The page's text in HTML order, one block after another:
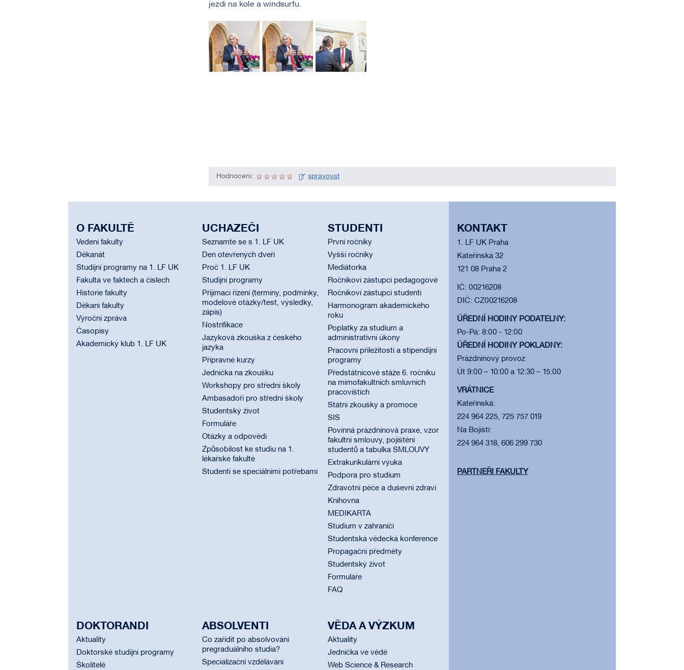
jezdí na kole a windsurfu.
Hodnocení: spravovat
O FAKULTĚ
Vedení fakulty
Děkanát
Studijní programy na 1. LF UK
Fakulta ve faktech a číslech
Historie fakulty
Děkani fakulty
Výroční zpráva
Časopisy
Akademický klub 1. LF UK
UCHAZEČI
Seznamte se s 1. LF UK
Den otevřených dveří
Proč 1. LF UK
Studijní programy
Přijímací řízení (termíny, podmínky,
modelové otázky/test, výsledky,
zápis)
Nostrifikace
Jazyková zkouška z českého
jazyka
Přípravné kurzy
Jednička na zkoušku
Workshopy pro střední školy
Ambasadoři pro střední školy
Studentský život
Formuláře
Otázky a odpovědi
Způsobilost ke studiu na 1.
lékařské fakultě
Studenti se speciálními potřebami
STUDENTI
První ročníky
Vyšší ročníky
Mediátorka
Ročníkoví zástupci pedagogové
Ročníkoví zástupci studenti
Harmonogram akademického
roku
Poplatky za studium a
administrativní úkony
Pracovní příležitosti a stipendijní
programy
Předstátnicové stáže 6. ročníku
na mimofakultních smluvních
pracovištích
Státní zkoušky a promoce
SIS
Povinná prázdninová praxe, vzor
fakultní smlouvy, pojištění
studentů a tabulka SMLOUVY
Extrakurikulární výuka
Podpora pro studium
Zdravotní péče a duševní zdraví
Knihovna
MEDIKARTA
Studium v zahraničí
Studentská vědecká konference
Propagační předměty
Studentský život
Formuláře
FAQ
DOKTORANDI
Aktuality
Doktorské studijní programy
Školitelé
ABSOLVENTI
Co zařídit po absolvování
pregraduálního studia?
Specializační vzdělávání
VĚDA A VÝZKUM
Aktuality
Jednička ve vědě
Web Science & Research
KONTAKT
1. LF UK Praha
Kateřinská 32
121 08 Praha 2
IČ: 00216208
DIČ: CZ00216208
ÚŘEDNÍ HODINY PODATELNY:
Po-Pá: 8:00 - 12:00
ÚŘEDNÍ HODINY POKLADNY:
Prázdninový provoz
Út 9:00 – 10:00 a 12:30 – 15:00
VRÁTNICE
Kateřinská:
224 964 225, 725 757 019
Na Bojišti:
224 964 318, 606 299 730
PARTNEŘI FAKULTY